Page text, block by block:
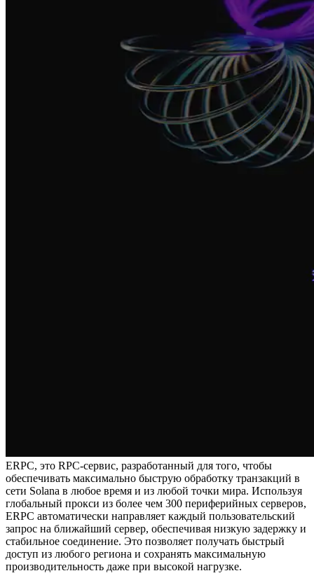
ERPC, это RPC-сервис, разработанный для того, чтобы
обеспечивать максимально быструю обработку транзакций в
сети Solana в любое время и из любой точки мира. Используя
глобальный прокси из более чем 300 периферийных серверов,
ERPC автоматически направляет каждый пользовательский
запрос на ближайший сервер, обеспечивая низкую задержку и
стабильное соединение. Это позволяет получать быстрый
доступ из любого региона и сохранять максимальную
производительность даже при высокой нагрузке.